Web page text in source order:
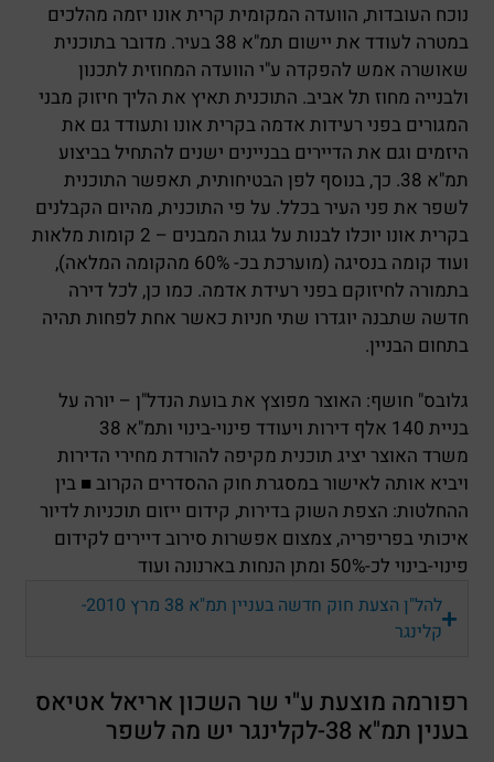
נוכח העובדות, הוועדה המקומית קרית אונו יזמה מהלכים
במטרה לעודד את יישום תמ"א 38 בעיר. מדובר בתוכנית
שאושרה אמש להפקדה ע"י הוועדה המחוזית לתכנון
ולבנייה מחוז תל אביב. התוכנית תאיץ את הליך חיזוק מבני
המגורים בפני רעידות אדמה בקרית אונו ותעודד גם את
היזמים וגם את הדיירים בבניינים ישנים להתחיל בביצוע
תמ"א 38. כך, בנוסף לפן הבטיחותית, תאפשר התוכנית
לשפר את פני העיר בכלל. על פי התוכנית, מהיום הקבלנים
בקרית אונו יוכלו לבנות על גגות המבנים – 2 קומות מלאות
ועוד קומה בנסיגה (מוערכת בכ- 60% מהקומה המלאה),
בתמורה לחיזוקם בפני רעידת אדמה. כמו כן, לכל דירה
חדשה שתבנה יוגדרו שתי חניות כאשר אחת לפחות תהיה
בתחום הבניין.
גלובס" חושף: האוצר מפוצץ את בועת הנדל"ן – יורה על
בניית 140 אלף דירות ויעודד פינוי-בינוי ותמ"א 38
משרד האוצר יציג תוכנית מקיפה להורדת מחירי הדירות
ויביא אותה לאישור במסגרת חוק ההסדרים הקרוב ■ בין
ההחלטות: הצפת השוק בדירות, קידום ייזום תוכניות לדיור
איכותי בפריפריה, צמצום אפשרות סירוב דיירים לקידום
פינוי-בינוי לכ-50% ומתן הנחות בארנונה ועוד
להל"ן הצעת חוק חדשה בעניין תמ"א 38 מרץ 2010-
קלינגר
רפורמה מוצעת ע"י שר השכון אריאל אטיאס
בענין תמ"א 38-לקלינגר יש מה לשפר